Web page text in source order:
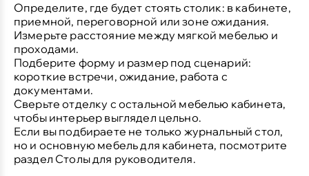
Определите, где будет стоять столик: в кабинете,
приемной, переговорной или зоне ожидания.
Измерьте расстояние между мягкой мебелью и
проходами.
Подберите форму и размер под сценарий:
короткие встречи, ожидание, работа с
документами.
Сверьте отделку с остальной мебелью кабинета,
чтобы интерьер выглядел цельно.
Если вы подбираете не только журнальный стол,
но и основную мебель для кабинета, посмотрите
разделСтолы для руководителя.